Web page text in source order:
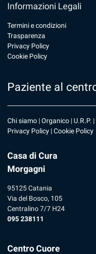
Informazioni Legali
Termini e condizioni
Trasparenza
Privacy Policy
Cookie Policy
Paziente al
Chi siamo |Organico | U.R.P. |
Privacy Policy |Cookie Policy
Casa di Cura
Morgagni
95125 Catania
Via del Bosco, 105
Centralino 7/7 H24
095 238111
Centro Cuore